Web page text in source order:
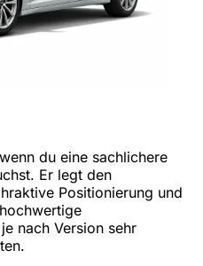
du eine sachlichere
Er legt den
Positionierung und
nach Version sehr